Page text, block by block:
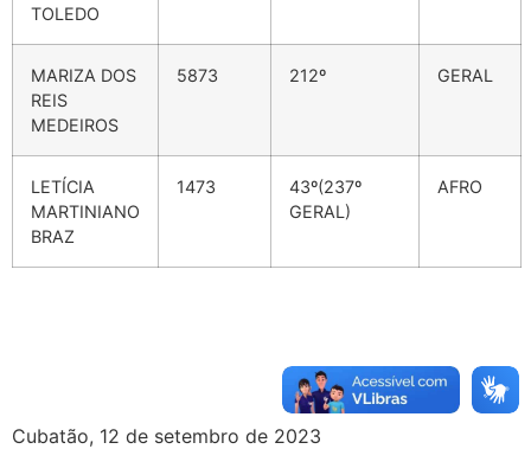
TOLEDO
MARIZA DOS
REIS
MEDEIROS
5873 212º GERAL
LETÍCIA
MARTINIANO
BRAZ
1473
43º(237º
GERAL)
AFRO
Cubatão, 12 de setembro de 2023